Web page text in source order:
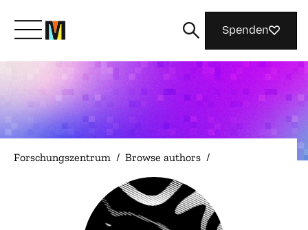
Lernen Sie Mozilla kennen
Was wir tun
Machen Sie mit
Spenden
Forschungszentrum / Browse authors /